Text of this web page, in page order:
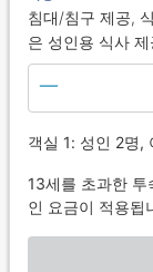
침대/침구 제공,
은 성인용 식사 제
객실 1: 성인 2명,
13세를 초과한
인 요금이 적용됩